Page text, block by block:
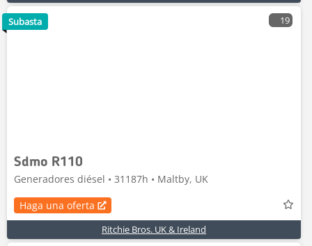
19
Sdmo R110
Generadores diésel • 31187h • Maltby, UK
Haga una oferta
Ritchie Bros. UK & Ireland
Subasta